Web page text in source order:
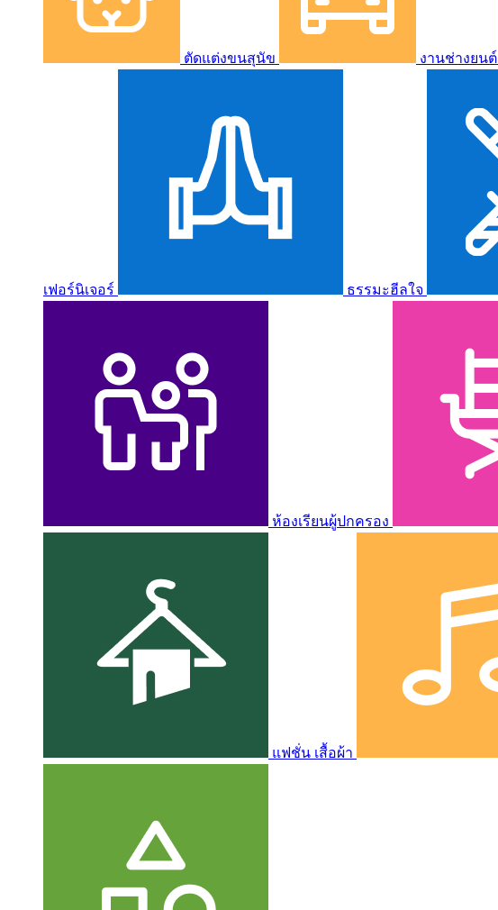
ตัดแต่งขนสุนัข งานช่างยนต์
เฟอร์นิเจอร์ ธรรมะฮีลใจ
ห้องเรียนผู้ปกครอง
แฟชั่น เสื้อผ้า